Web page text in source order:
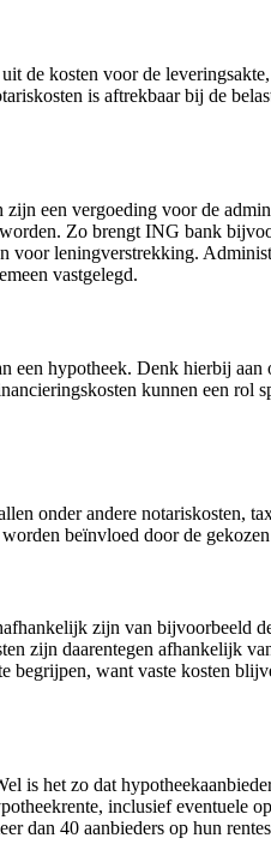
de kosten voor de
is aftrekbaar bij de
een vergoeding voor de
Zo brengt ING bank
leningverstrekking.
vastgelegd.
een hypotheek. Denk hierbij
kunnen een rol
onder andere notariskosten,
beïnvloed door de
zijn van bijvoorbeeld
zijn daarentegen afhankelijk
want vaste kosten
is het zo dat
inclusief eventuele
dan 40 aanbieders op hun